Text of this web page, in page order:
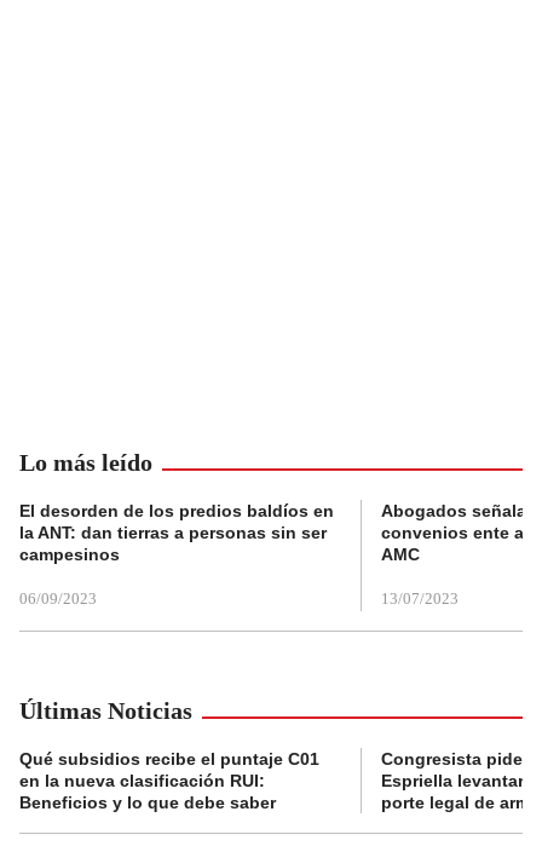
Lo más leído
El desorden de los predios baldíos en
la ANT: dan tierras a personas sin ser
campesinos
06/09/2023
Abogados
convenios ente
AMC
13/07/2023
Últimas Noticias
Qué subsidios recibe el puntaje C01
en la nueva clasificación RUI:
Beneficios y lo que debe saber
Congresista pide a
Espriella levantar
porte legal de